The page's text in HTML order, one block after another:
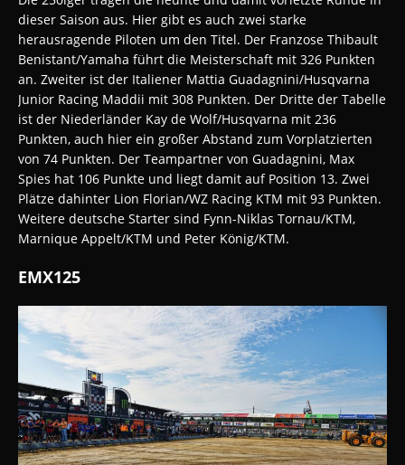
dieser Saison aus. Hier gibt es auch zwei starke
herausragende Piloten um den Titel. Der Franzose Thibault
Benistant/Yamaha führt die Meisterschaft mit 326 Punkten
an. Zweiter ist der Italiener Mattia Guadagnini/Husqvarna
Junior Racing Maddii mit 308 Punkten. Der Dritte der Tabelle
ist der Niederländer Kay de Wolf/Husqvarna mit 236
Punkten, auch hier ein großer Abstand zum Vorplatzierten
von 74 Punkten. Der Teampartner von Guadagnini, Max
Spies hat 106 Punkte und liegt damit auf Position 13. Zwei
Plätze dahinter Lion Florian/WZ Racing KTM mit 93 Punkten.
Weitere deutsche Starter sind Fynn-Niklas Tornau/KTM,
Marnique Appelt/KTM und Peter König/KTM.
EMX125